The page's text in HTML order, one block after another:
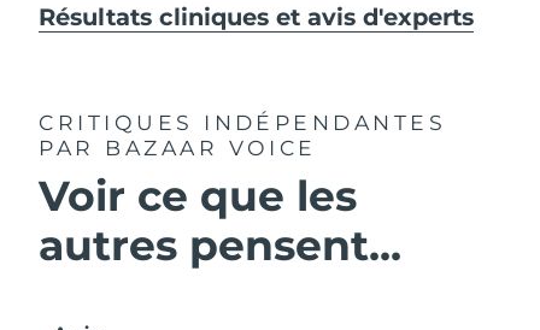
Résultats cliniques et avis d'experts
CRITIQUES INDÉPENDANTES
PAR BAZAAR VOICE
Voir ce que les
autres pensent...